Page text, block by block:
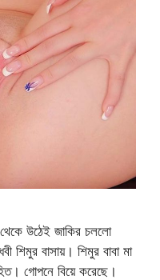
উঠেই জাকির চললো
শিমুর বাসায়। শিমুর বাবা মা
গোপনে বিয়ে করেছে।